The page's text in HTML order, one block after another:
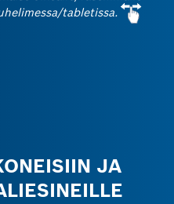
tabletissa.
JA